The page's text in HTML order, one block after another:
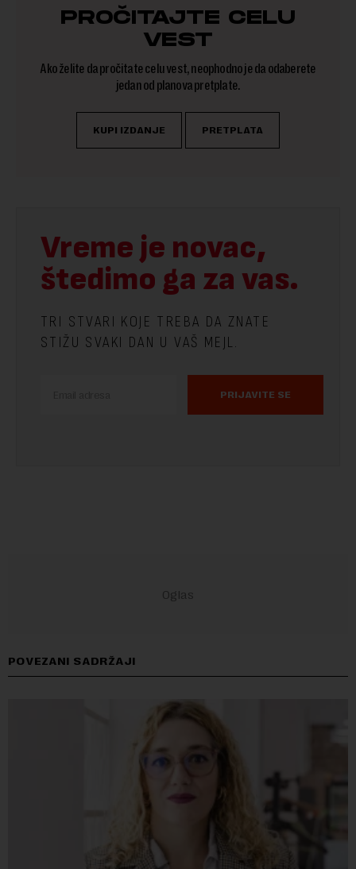
PROČITAJTE CELU
VEST
Ako želite da pročitate celu vest, neophodno je da odaberete
jedan od planova pretplate.
KUPI IZDANJE PRETPLATA
Vreme je novac,
štedimo ga za vas.
TRI STVARI KOJE TREBA DA ZNATE
STIŽU SVAKI DAN U VAŠ MEJL.
PRIJAVITE SE
POVEZANI SADRŽAJI